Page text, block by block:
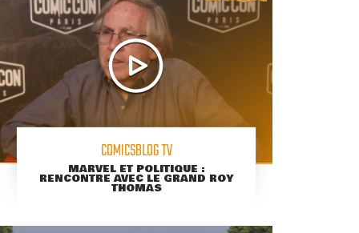
COMICSBLOG TV
MARVEL ET POLITIQUE :
RENCONTRE AVEC LE GRAND ROY
THOMAS